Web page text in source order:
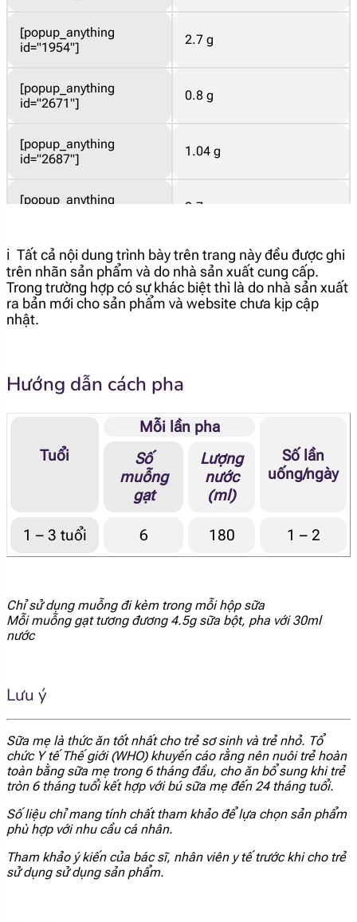
[popup_anything
id="1954"]
2.7 g
[popup_anything
id="2671"]
0.8 g
[popup_anything
id="2687"]
1.04 g
[popup_anything
0.7 g
[popup_anything
id="2685"]
<0.1 g
[popup_anything
id="1958"]
id="1956"]
95 mg
596 mg
[popup_anything
581 mg
id="1971"]
15.8 mg
[popup_anything
[popup_anything
id="1913"]
[popup_anything
id="1915"]
0.68 mcg
[popup_anything
id="1921"]
7.5 mg
[popup_anything
id="1922"]
ℹ️ Tất cả nội dung trình bày trên trang này đều được ghi
trên nhãn sản phẩm và do nhà sản xuất cung cấp.
Trong trường hợp có sự khác biệt thì là do nhà sản xuất
ra bản mới cho sản phẩm và website chưa kịp cập
nhật.
Hướng dẫn cách pha
Tuổi
Mỗi lần pha
Số lần
uống/ngày
Số
muỗng
gạt
Lượng
nước
(ml)
1 – 3 tuổi 6 180 1 – 2
Chỉ sử dụng muỗng đi kèm trong mỗi hộp sữa
Mỗi muỗng gạt tương đương 4.5g sữa bột, pha với 30ml
nước
Lưu ý
Sữa mẹ là thức ăn tốt nhất cho trẻ sơ sinh và trẻ nhỏ. Tổ
chức Y tế Thế giới (WHO) khuyến cáo rằng nên nuôi trẻ hoàn
toàn bằng sữa mẹ trong 6 tháng đầu, cho ăn bổ sung khi trẻ
tròn 6 tháng tuổi kết hợp với bú sữa mẹ đến 24 tháng tuổi.
Số liệu chỉ mang tính chất tham khảo để lựa chọn sản phẩm
phù hợp với nhu cầu cá nhân.
Tham khảo ý kiến của bác sĩ, nhân viên y tế trước khi cho trẻ
sử dụng sử dụng sản phẩm.